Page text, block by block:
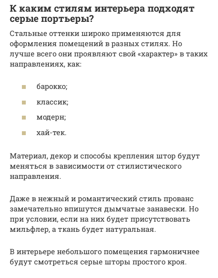
К каким стилям интерьера подходят
серые портьеры?
Стальные оттенки широко применяются для
оформления помещений в разных стилях. Но
лучше всего они проявляют свой «характер» в таких
направлениях, как:
барокко;
классик;
модерн;
хай-тек.
Материал, декор и способы крепления штор будут
меняться в зависимости от стилистического
направления.
Даже в нежный и романтический стиль прованс
замечательно впишутся дымчатые занавески. Но
при условии, если на них будет присутствовать
мильфлер, а ткань будет натуральная.
В интерьере небольшого помещения гармоничнее
будут смотреться серые шторы простого кроя.